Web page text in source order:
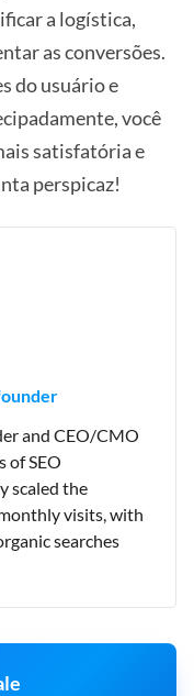
a logística,
as conversões.
do usuário e
você
satisfatória e
perspicaz!
and CEO/CMO
of SEO
scaled the
visits, with
searches